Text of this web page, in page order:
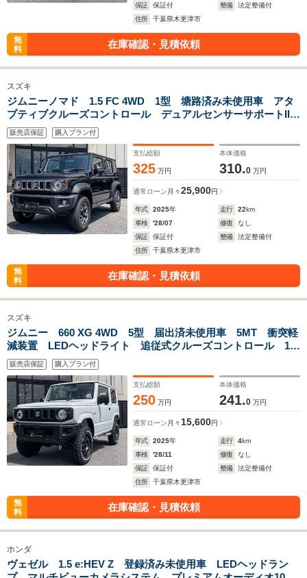
保証
保証付 整備
法定整備付
住所
千葉県木更津市
無
料
在庫確認・見積依頼
スズキ
ジムニーノマド 1.5 FC 4WD 1型 塘路済み未使用車 アタ
プティブクルーズコントロール デュアルセンサーサポートII
LEDヘッドライト シートヒーター スマートキー リアフォ
グランプ ブレーキLSD ESP パーキングセンサー
販売店保証 購入プラン付
支払総額
325 万円
本体価格
310.0 万円
通常ローン 月々25,900円
年式 2025年 走行 22km
車検
'28/07 修復
なし
保証
保証付 整備
法定整備付
住所
千葉県木更津市
無
料
在庫確認・見積依頼
スズキ
ジムニー 660 XG 4WD 5型 届出済未使用車 5MT 衝突軽
減装置 LEDヘッドライト 追従式クルーズコントロール 1.5
インチリフトアップ 16インチアルミホイール ホワイトレタ
ータイヤ 左側2本出しマフラー
販売店保証 購入プラン付
支払総額
250 万円
本体価格
241.0 万円
通常ローン 月々 15,600円
年式 2025年 走行 4km
車検
'28/11 修復
なし
保証
保証付 整備
法定整備付
住所
千葉県木更津市
無
料
在庫確認・見積依頼
ホンダ
ヴェゼル 1.5 e:HEV Z 登録済み未使用車 LEDヘッドラン